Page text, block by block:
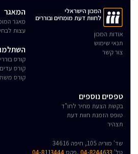
המכון הישראלי
לחוות דעת מומחים ובוררים
אודות המכון
תנאי שימוש
צור קשר
המאגר
מאגר
עצות
קורס
קורס
קורס
טפסים נוספים
בקשת הצעת מחיר לחו"ד
טופס הזמנת חוות דעת
תצהיר
שד' מוריה 105, חיפה 34616
טל' 04-8244633 ,פקס 04-8113444